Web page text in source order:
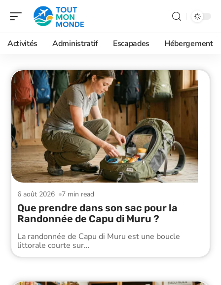
Activités Administratif Escapades Hébergement
7 min read
6 août 2026
Que prendre dans son sac pour la
Randonnée de Capu di Muru ?
La randonnée de Capu di Muru est une boucle
littorale courte sur…